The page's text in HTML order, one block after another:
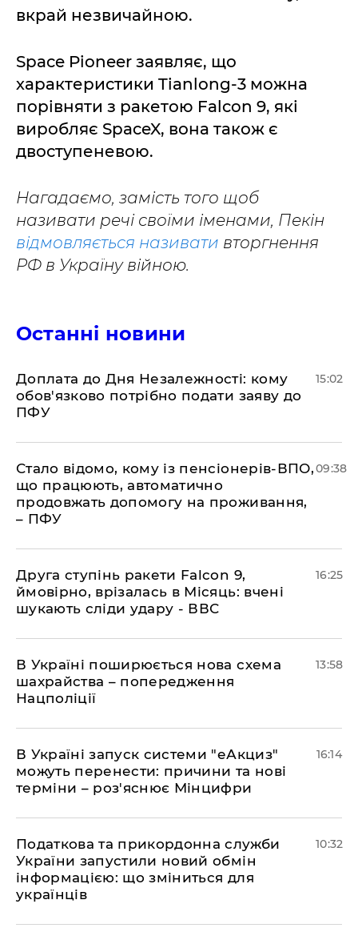
вкрай незвичайною.
Space Pioneer заявляє, що
характеристики Tianlong-3 можна
порівняти з ракетою Falcon 9, які
виробляє SpaceX, вона також є
двоступеневою.
Нагадаємо, замість того щоб
називати речі своїми іменами, Пекін
відмовляється називати вторгнення
РФ в Україну війною.
Останні новини
Доплата до Дня Незалежності: кому
обов'язково потрібно подати заяву до
ПФУ
15:02
Стало відомо, кому із пенсіонерів-ВПО,
що працюють, автоматично
продовжать допомогу на проживання,
– ПФУ
09:38
​Друга ступінь ракети Falcon 9,
ймовірно, врізалась в Місяць: вчені
шукають сліди удару - ВВС
16:25
В Україні поширюється нова схема
шахрайства – попередження
Нацполіції
13:58
​В Україні запуск системи "еАкциз"
можуть перенести: причини та нові
терміни – роз'яснює Мінцифри
16:14
Податкова та прикордонна служби
України запустили новий обмін
інформацією: що зміниться для
українців
10:32